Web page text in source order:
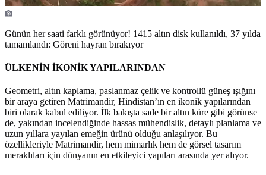
Günün her saati farklı görünüyor! 1415 altın disk kullanıldı, 37 yılda
tamamlandı: Göreni hayran bırakıyor
ÜLKENİN İKONİK YAPILARINDAN
Geometri, altın kaplama, paslanmaz çelik ve kontrollü güneş ışığını
bir araya getiren Matrimandir, Hindistan’ın en ikonik yapılarından
biri olarak kabul ediliyor. İlk bakışta sade bir altın küre gibi görünse
de, yakından incelendiğinde hassas mühendislik, detaylı planlama ve
uzun yıllara yayılan emeğin ürünü olduğu anlaşılıyor. Bu
özellikleriyle Matrimandir, hem mimarlık hem de görsel tasarım
meraklıları için dünyanın en etkileyici yapıları arasında yer alıyor.